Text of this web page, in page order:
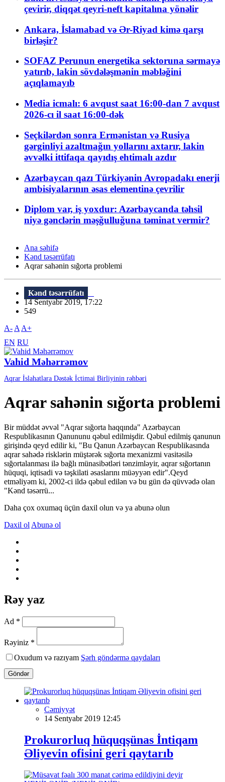
çevirir, diqqət qeyri-neft kapitalına yönəlir
Ankara, İslamabad və Ər-Riyad kimə qarşı
birləşir?
SOFAZ Perunun energetika sektoruna sərmayə
yatırıb, lakin sövdələşmənin məbləğini
açıqlamayıb
Media icmalı: 6 avqust saat 16:00-dan 7 avqust
2026-cı il saat 16:00-dək
Seçkilərdən sonra Ermənistan və Rusiya
gərginliyi azaltmağın yollarını axtarır, lakin
əvvəlki ittifaqa qayıdış ehtimalı azdır
Azərbaycan qazı Türkiyənin Avropadakı enerji
ambisiyalarının əsas elementinə çevrilir
Diplom var, iş yoxdur: Azərbaycanda təhsil
niyə gənclərin məşğulluğuna təminat vermir?
Ana səhifə
Kənd təsərrüfatı
Aqrar sahənin sığorta problemi
Kənd təsərrüfatı
14 Sentyabr 2019, 17:22
549
A- A A+
EN RU
Vahid Məhərrəmov
Aqrar İslahatlara Dəstək İctimai Birliyinin rəhbəri
Aqrar sahənin sığorta problemi
Bir müddət əvvəl "Aqrar sığorta haqqında" Azərbaycan
Respublikasının Qanununu qəbul edilmişdir. Qəbul edilmiş qanunun
girişində qeyd edilir ki, "Bu Qanun Azərbaycan Respublikasında
aqrar sahədə risklərin müştərək sığorta mexanizmi vasitəsilə
sığortalanması ilə bağlı münasibətləri tənzimləyir, aqrar sığortanın
hüquqi, iqtisadi və təşkilati əsaslarını müəyyən edir".Qeyd
etməliyəm ki, 2002-ci ildə qəbul edilən və bu gün də qüvvədə olan
"Kənd təsərrü...
Daha çox oxumaq üçün daxil olun və ya abunə olun
Daxil ol Abunə ol
Rəy yaz
Ad *
Rəyiniz *
Oxudum və razıyam Şərh göndərmə qaydaları
Göndər
Cəmiyyət
14 Sentyabr 2019 12:45
Prokurorluq hüquqşünas İntiqam
Əliyevin ofisini geri qaytarıb